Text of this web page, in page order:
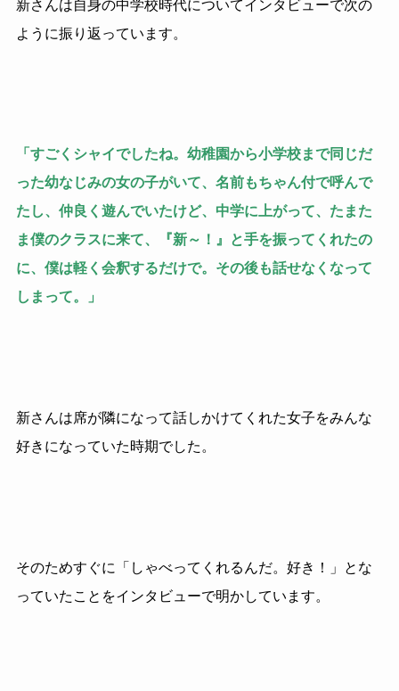
新さんは自身の中学校時代についてインタビューで次の
ように振り返っています。
「すごくシャイでしたね。幼稚園から小学校まで同じだ
った幼なじみの女の子がいて、名前もちゃん付で呼んで
たし、仲良く遊んでいたけど、中学に上がって、たまた
ま僕のクラスに来て、『新～！』と手を振ってくれたの
に、僕は軽く会釈するだけで。その後も話せなくなって
しまって。」
新さんは席が隣になって話しかけてくれた女子をみんな
好きになっていた時期でした。
そのためすぐに「しゃべってくれるんだ。好き！」とな
っていたことをインタビューで明かしています。